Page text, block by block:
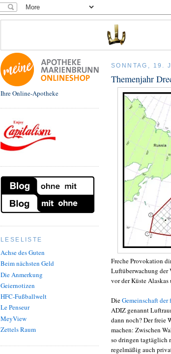
Ihre Online-Apotheke
LESELISTE
Achse des Guten
Beim nächsten Geld
Die Anmerkung
Geiernotizen
HFC-Fußballwelt
Le Penseur
MeyView
Zettels Raum
SONNTAG, 19.
Themenjahr
Freche Provokation
Luftüberwachung der
vor der Küste
DieGemeinschaft
ADIZ genannt
dann noch? Der freie
machen: Zwischen
so dringen tagtäglich
regelmäßig auch